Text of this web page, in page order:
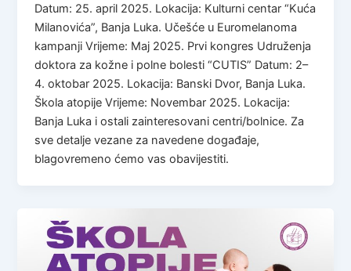
Datum: 25. april 2025. Lokacija: Kulturni centar “Kuća
Milanovića”, Banja Luka. Učešće u Euromelanoma
kampanji Vrijeme: Maj 2025. Prvi kongres Udruženja
doktora za kožne i polne bolesti “CUTIS” Datum: 2–
4. oktobar 2025. Lokacija: Banski Dvor, Banja Luka.
Škola atopije Vrijeme: Novembar 2025. Lokacija:
Banja Luka i ostali zainteresovani centri/bolnice. Za
sve detalje vezane za navedene događaje,
blagovremeno ćemo vas obavijestiti.